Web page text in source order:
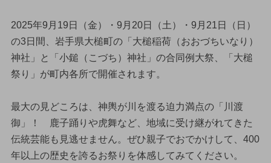
2025年9月19日（金）・9月20日（土）・9月21日（日）
の3日間、岩手県大槌町の「大槌稲荷（おおづちいなり）
神社」と「小鎚（こづち）神社」の合同例大祭、「大槌
祭り」が町内各所で開催されます。
最大の見どころは、神輿が川を渡る迫力満点の「川渡
御」！ 鹿子踊りや虎舞など、地域に受け継がれてきた
伝統芸能も見逃せません。ぜひ親子でおでかけして、400
年以上の歴史を誇るお祭りを体感してみてください。